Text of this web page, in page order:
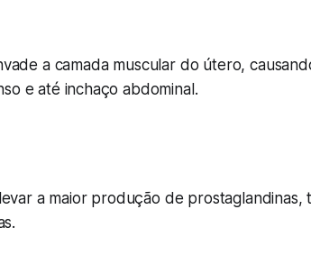
a camada muscular do útero,
e até inchaço abdominal.
a maior produção de prostaglandinas,